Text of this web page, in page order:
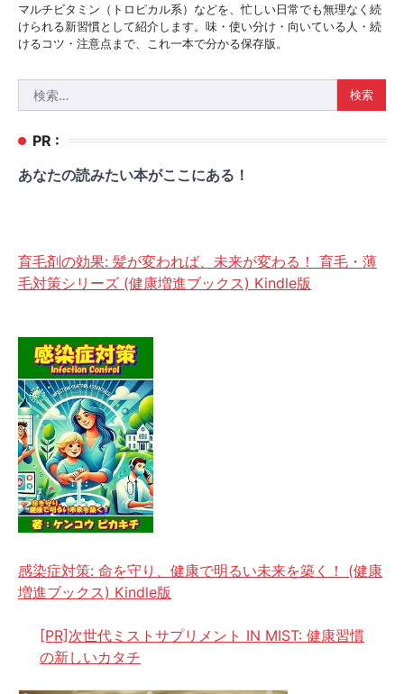
マルチビタミン（トロピカル系）などを、忙しい日常でも無理なく続
けられる新習慣として紹介します。味・使い分け・向いている人・続
けるコツ・注意点まで、これ一本で分かる保存版。
索:
PR :
あなたの読みたい本がここにある！
育毛剤の効果: 髪が変われば、未来が変わる！ 育毛・薄
毛対策シリーズ (健康増進ブックス) Kindle版
感染症対策: 命を守り、健康で明るい未来を築く！ (健康
増進ブックス) Kindle版
[PR]次世代ミストサプリメント IN MIST: 健康習慣
の新しいカタチ